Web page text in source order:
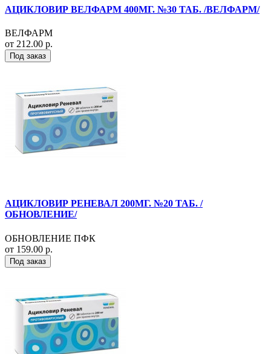
АЦИКЛОВИР ВЕЛФАРМ 400МГ. №30 ТАБ. /ВЕЛФАРМ/
ВЕЛФАРМ
от 212.00 р.
Под заказ
АЦИКЛОВИР РЕНЕВАЛ 200МГ. №20 ТАБ. /
ОБНОВЛЕНИЕ/
ОБНОВЛЕНИЕ ПФК
от 159.00 р.
Под заказ